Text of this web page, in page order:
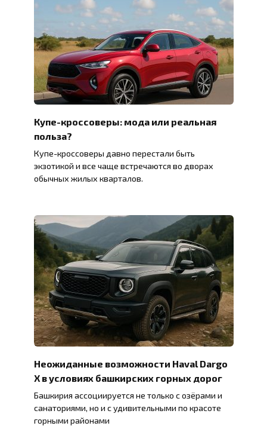
Купе-кроссоверы: мода или реальная
польза?
Купе-кроссоверы давно перестали быть
экзотикой и все чаще встречаются во дворах
обычных жилых кварталов.
Неожиданные возможности Haval Dargo
X в условиях башкирских горных дорог
Башкирия ассоциируется не только с озёрами и
санаториями, но и с удивительными по красоте
горными районами